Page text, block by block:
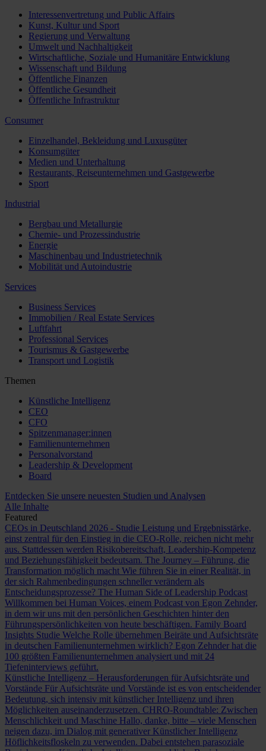
Interessenvertretung und Public Affairs
Kunst, Kultur und Sport
Regierung und Verwaltung
Umwelt und Nachhaltigkeit
Wirtschaftliche, Soziale und Humanitäre Entwicklung
Wissenschaft und Bildung
Öffentliche Finanzen
Öffentliche Gesundheit
Öffentliche Infrastruktur
Consumer
Einzelhandel, Bekleidung und Luxusgüter
Konsumgüter
Medien und Unterhaltung
Restaurants, Reiseunternehmen und Gastgewerbe
Sport
Industrial
Bergbau und Metallurgie
Chemie- und Prozessindustrie
Energie
Maschinenbau und Industrietechnik
Mobilität und Autoindustrie
Services
Business Services
Immobilien / Real Estate Services
Luftfahrt
Professional Services
Tourismus & Gastgewerbe
Transport und Logistik
Themen
Künstliche Intelligenz
CEO
CFO
Spitzenmanager:innen
Familienunternehmen
Personalvorstand
Leadership & Development
Board
Entdecken Sie unsere neuesten Studien und Analysen
Alle Inhalte
Featured
CEOs in Deutschland 2026 - Studie Leistung und Ergebnisstärke,
einst zentral für den Einstieg in die CEO-Rolle, reichen nicht mehr
aus. Stattdessen werden Risikobereitschaft, Leadership-Kompetenz
und Beziehungsfähigkeit bedeutsam. The Journey – Führung, die
Transformation möglich macht Wie führen Sie in einer Realität, in
der sich Rahmenbedingungen schneller verändern als
Entscheidungsprozesse? The Human Side of Leadership Podcast
Willkommen bei Human Voices, einem Podcast von Egon Zehnder,
in dem wir uns mit den persönlichen Geschichten hinter den
Führungspersönlichkeiten von heute beschäftigen. Family Board
Insights Studie Welche Rolle übernehmen Beiräte und Aufsichtsräte
in deutschen Familienunternehmen wirklich? Egon Zehnder hat die
100 größten Familienunternehmen analysiert und mit 24
Tiefeninterviews geführt.
Künstliche Intelligenz – Herausforderungen für Aufsichtsräte und
Vorstände Für Aufsichtsräte und Vorstände ist es von entscheidender
Bedeutung, sich intensiv mit künstlicher Intelligenz und ihren
Möglichkeiten auseinanderzusetzen. CHRO-Roundtable: Zwischen
Menschlichkeit und Maschine Hallo, danke, bitte – viele Menschen
neigen dazu, im Dialog mit generativer Künstlicher Intelligenz
Höflichkeitsfloskeln zu verwenden. Dabei entstehen parasoziale